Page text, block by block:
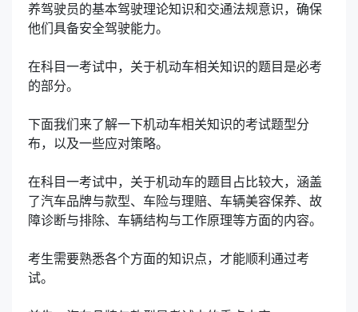
养驾驶员的基本驾驶理论知识和交通法规意识，确保
他们具备安全驾驶能力。
在科目一考试中，关于机动车相关知识的题目是必考
的部分。
下面我们来了解一下机动车相关知识的考试题型分
布，以及一些应对策略。
在科目一考试中，关于机动车的题目占比较大，涵盖
了汽车品牌与款型、车险与理赔、车辆美容保养、故
障诊断与排除、车辆结构与工作原理等方面的内容。
考生需要熟悉各个方面的知识点，才能顺利通过考
试。